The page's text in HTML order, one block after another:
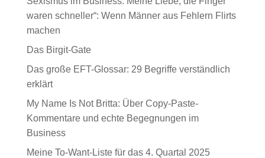
waren schneller“: Wenn Männer aus Fehlern Flirts
machen
Das Birgit-Gate
Das große EFT-Glossar: 29 Begriffe verständlich
erklärt
My Name Is Not Britta: Über Copy-Paste-
Kommentare und echte Begegnungen im
Business
Meine To-Want-Liste für das 4. Quartal 2025